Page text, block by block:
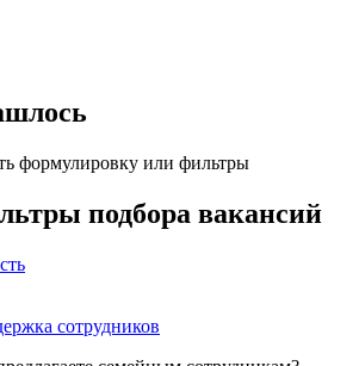
формулировку или фильтры
подбора вакансий
сотрудников